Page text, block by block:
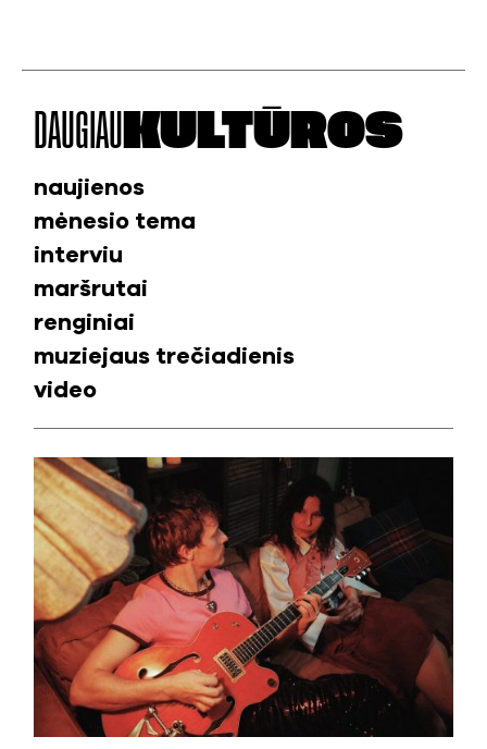
DAUGIAU KULTŪROS
naujienos
mėnesio tema
interviu
maršrutai
renginiai
muziejaus trečiadienis
video